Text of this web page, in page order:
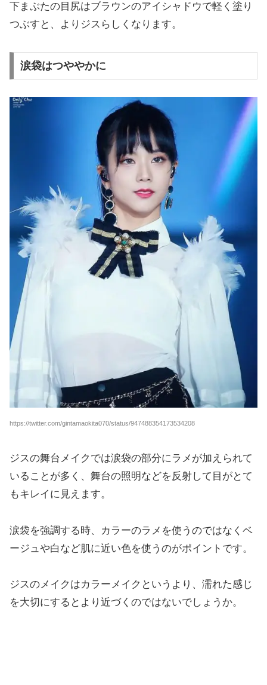
下まぶたの目尻はブラウンのアイシャドウで軽く塗り
つぶすと、よりジスらしくなります。
涙袋はつややかに
https://twitter.com/gintamaokita070/status/947488354173534208
ジスの舞台メイクでは涙袋の部分にラメが加えられて
いることが多く、舞台の照明などを反射して目がとて
もキレイに見えます。
涙袋を強調する時、カラーのラメを使うのではなくベ
ージュや白など肌に近い色を使うのがポイントです。
ジスのメイクはカラーメイクというより、濡れた感じ
を大切にするとより近づくのではないでしょうか。